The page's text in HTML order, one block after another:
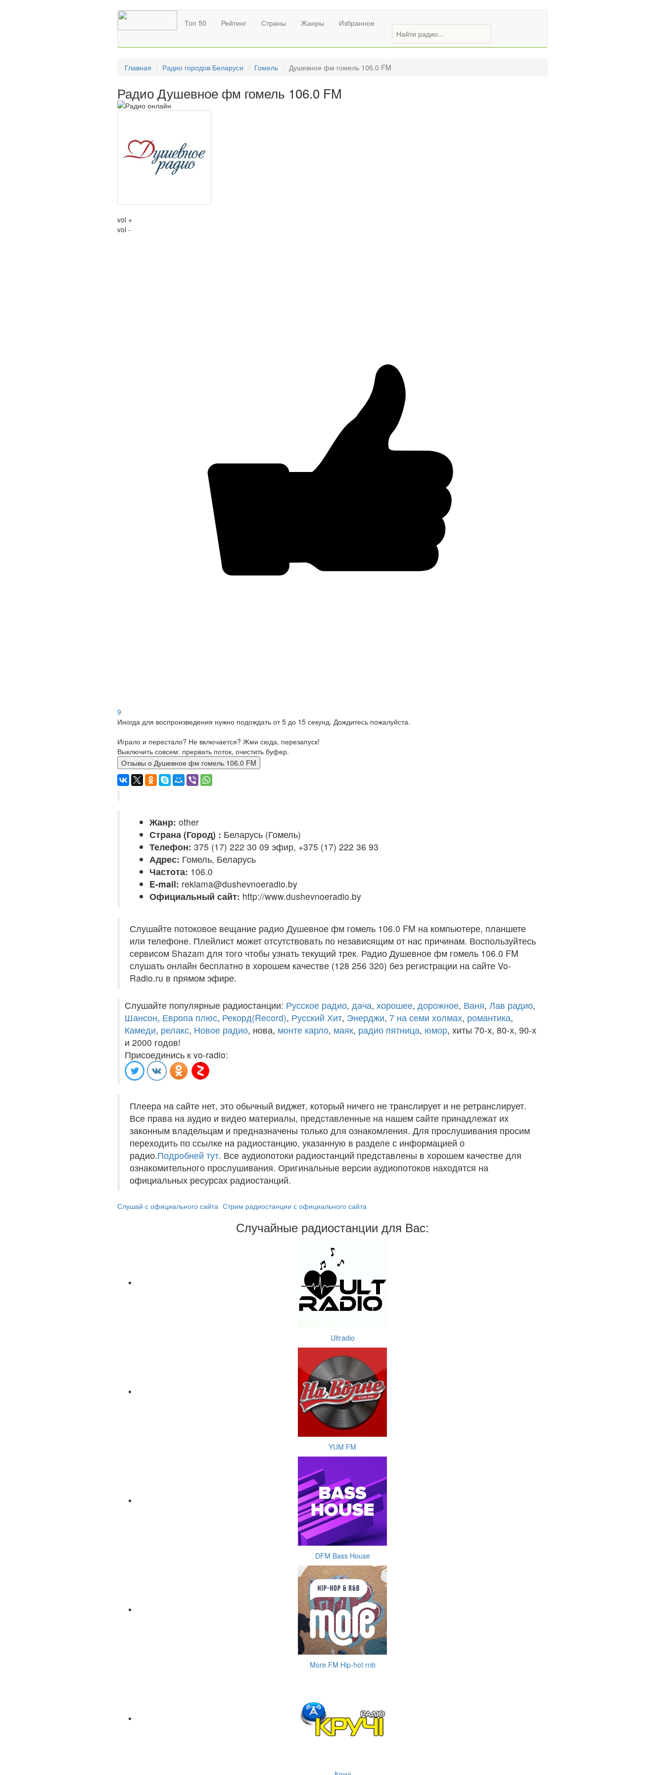
Топ 50 Рейтинг Страны Жанры Избранное
Главная Радио городов Беларуси Гомель Душевное фм гомель 106.0 FM
Радио Душевное фм гомель 106.0 FM
vol +
vol -
9
Иногда для воспроизведения нужно подождать от 5 до 15 секунд. Дождитесь пожалуйста.
Играло и перестало? Не включается? Жми сюда, перезапуск!
Выключить совсем: прервать поток, очистить буфер.
Отзывы о Душевное фм гомель 106.0 FM
Жанр: other
Страна (Город) : Беларусь (Гомель)
Телефон: 375 (17) 222 30 09 эфир, +375 (17) 222 36 93
Адрес: Гомель, Беларусь
Частота: 106.0
E-mail: reklama@dushevnoeradio.by
Официальный сайт: http://www.dushevnoeradio.by
Слушайте потоковое вещание радио Душевное фм гомель 106.0 FM на компьютере, планшете
или телефоне. Плейлист может отсутствовать по независящим от нас причинам. Воспользуйтесь
сервисом Shazam для того чтобы узнать текущий трек. Радио Душевное фм гомель 106.0 FM
слушать онлайн бесплатно в хорошем качестве (128 256 320) без регистрации на сайте Vo-
Radio.ru в прямом эфире.
Слушайте популярные радиостанции: Русское радио, дача, хорошее, дорожное, Ваня, Лав радио,
Шансон, Европа плюс, Рекорд(Record), Русский Хит, Энерджи, 7 на семи холмах, романтика,
Камеди, релакс, Новое радио, нова, монте карло, маяк, радио пятница, юмор, хиты 70-х, 80-х, 90-х
и 2000 годов!
Присоединись к vo-radio:
Плеера на сайте нет, это обычный виджет, который ничего не транслирует и не ретранслирует.
Все права на аудио и видео материалы, представленные на нашем сайте принадлежат их
законным владельцам и предназначены только для ознакомления. Для прослушивания просим
переходить по ссылке на радиостанцию, указанную в разделе с информацией о
радио.Подробней тут. Все аудиопотоки радиостанций представлены в хорошем качестве для
ознакомительного прослушивания. Оригинальные версии аудиопотоков находятся на
официальных ресурсах радиостанций.
Слушай с официального сайта Стрим радиостанции с официального сайта
Случайные радиостанции для Вас:
Ultradio
YUM FM
DFM Bass House
More.FM Hip-hot rnb